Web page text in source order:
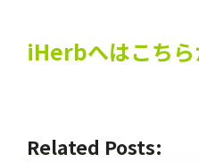
iHerbへはこちら
Related Posts: